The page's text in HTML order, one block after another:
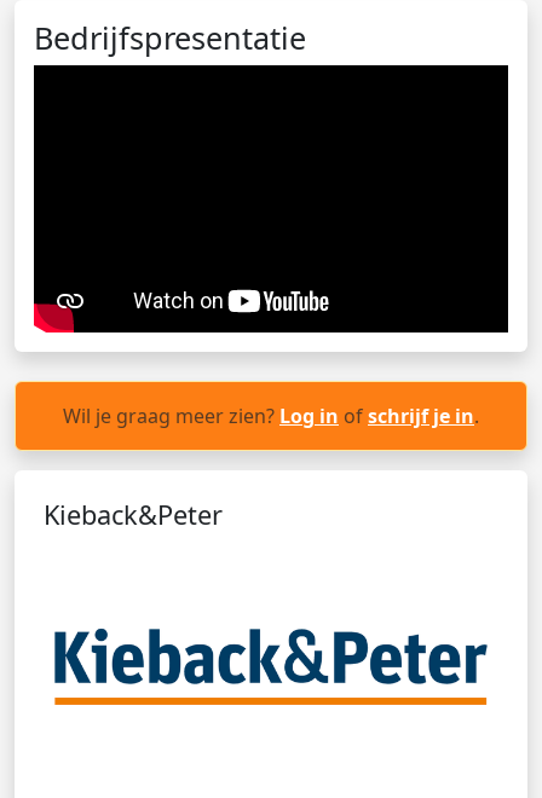
Bedrijfspresentatie
Wil je graag meer zien? Log in ofschrijf je in.
Kieback&Peter